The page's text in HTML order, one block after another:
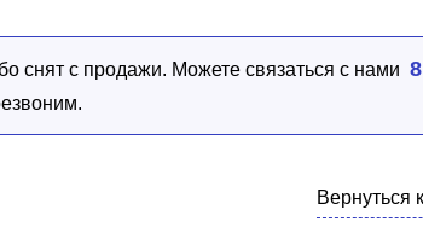
снят с продажи. Можете связаться с нами
Вернуться